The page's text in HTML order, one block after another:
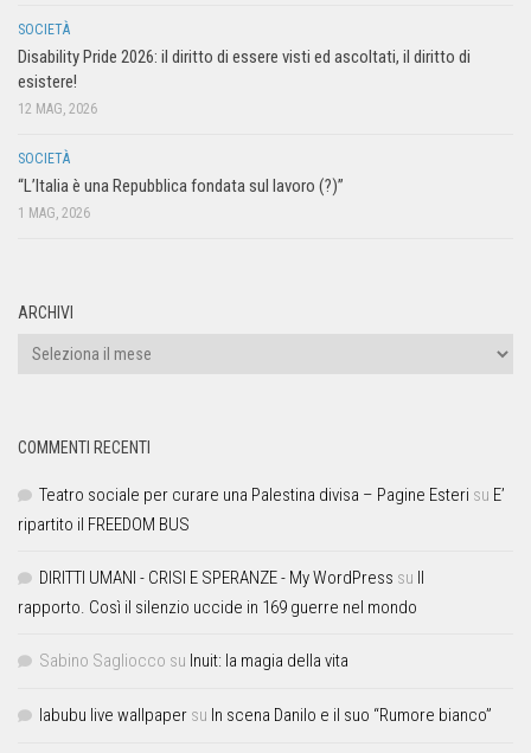
SOCIETÀ
Disability Pride 2026: il diritto di essere visti ed ascoltati, il diritto di
esistere!
12 MAG, 2026
SOCIETÀ
“L’Italia è una Repubblica fondata sul lavoro (?)”
1 MAG, 2026
ARCHIVI
COMMENTI RECENTI
Teatro sociale per curare una Palestina divisa – Pagine Esteri su E’
ripartito il FREEDOM BUS
DIRITTI UMANI - CRISI E SPERANZE - My WordPress su Il
rapporto. Così il silenzio uccide in 169 guerre nel mondo
Sabino Sagliocco su Inuit: la magia della vita
labubu live wallpaper su In scena Danilo e il suo “Rumore bianco”